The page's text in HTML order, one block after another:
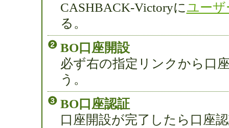
CASHBACK-Victoryにユーザ
る。
BO口座開設
必ず右の指定リンクから口
う。
BO口座認証
口座開設が完了したら口座